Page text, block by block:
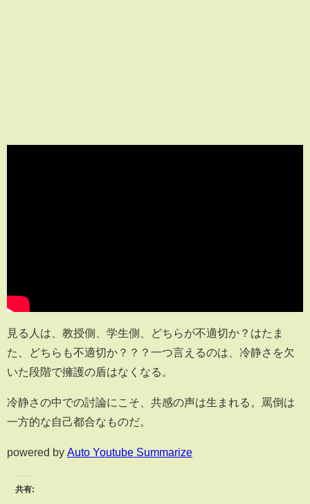
見る人は、教授側、学生側、どちらが不適切か？はたま
た、どちらも不適切か？？？一つ言えるのは、冷静さを欠
いた段階で擁護の盾はなくなる。
冷静さの中での討論にこそ、共感の声は生まれる。罵倒は
一方的な自己都合なものだ。
powered by Auto Youtube Summarize
共有: